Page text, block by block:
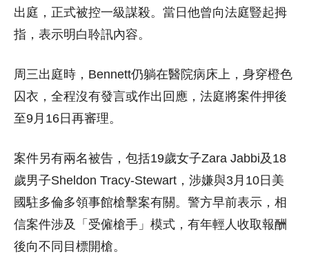
出庭，正式被控一級謀殺。當日他曾向法庭豎起拇
指，表示明白聆訊內容。
周三出庭時，Bennett仍躺在醫院病床上，身穿橙色
囚衣，全程沒有發言或作出回應，法庭將案件押後
至9月16日再審理。
案件另有兩名被告，包括19歲女子Zara Jabbi及18
歲男子Sheldon Tracy-Stewart，涉嫌與3月10日美
國駐多倫多領事館槍擊案有關。警方早前表示，相
信案件涉及「受僱槍手」模式，有年輕人收取報酬
後向不同目標開槍。